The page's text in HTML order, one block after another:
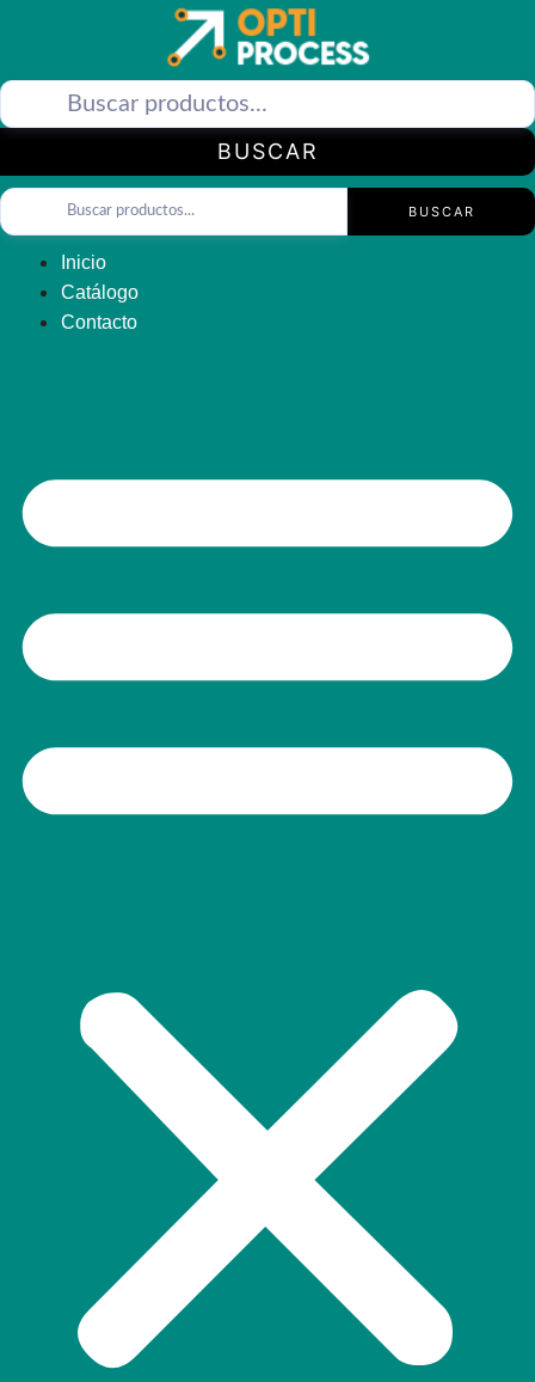
BUSCAR
BUSCAR
Inicio
Catálogo
Contacto